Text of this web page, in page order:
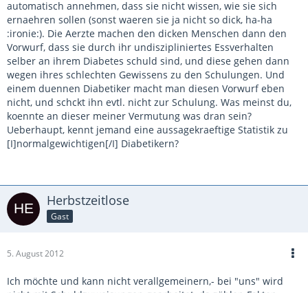
automatisch annehmen, dass sie nicht wissen, wie sie sich
ernaehren sollen (sonst waeren sie ja nicht so dick, ha-ha
:ironie:). Die Aerzte machen den dicken Menschen dann den
Vorwurf, dass sie durch ihr undiszipliniertes Essverhalten
selber an ihrem Diabetes schuld sind, und diese gehen dann
wegen ihres schlechten Gewissens zu den Schulungen. Und
einem duennen Diabetiker macht man diesen Vorwurf eben
nicht, und schckt ihn evtl. nicht zur Schulung. Was meinst du,
koennte an dieser meiner Vermutung was dran sein?
Ueberhaupt, kennt jemand eine aussagekraeftige Statistik zu
[I]normalgewichtigen[/I] Diabetikern?
Herbstzeitlose
Gast
5. August 2012
Ich möchte und kann nicht verallgemeinern,- bei "uns" wird